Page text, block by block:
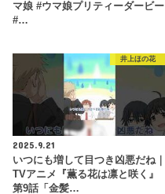
マ娘 #ウマ娘プリティーダービー
#…
井上ほの花
2025.9.21
いつにも増して目つき凶悪だね｜
TVアニメ『薫る花は凛と咲く』
第9話「金髪…